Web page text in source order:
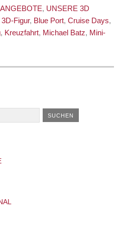
, UNSERE 3D
3D-Figur, Blue Port,Cruise Days,
, Kreuzfahrt, Michael Batz, Mini-